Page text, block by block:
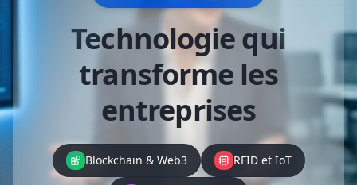
Technologie qui
transforme les
entreprises
Blockchain & Web3 RFID et IoT